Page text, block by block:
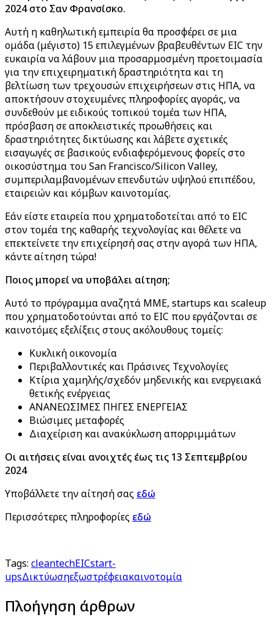
2024 στο Σαν Φρανσίσκο.
Αυτή η καθηλωτική εμπειρία θα προσφέρει σε μια
ομάδα (μέγιστο) 15 επιλεγμένων βραβευθέντων EIC την
ευκαιρία να λάβουν μια προσαρμοσμένη προετοιμασία
για την επιχειρηματική δραστηριότητα και τη
βελτίωση των τρεχουσών επιχειρήσεων στις ΗΠΑ, να
αποκτήσουν στοχευμένες πληροφορίες αγοράς, να
συνδεθούν με ειδικούς τοπικού τομέα των ΗΠΑ,
πρόσβαση σε αποκλειστικές προωθήσεις και
δραστηριότητες δικτύωσης και λάβετε σχετικές
εισαγωγές σε βασικούς ενδιαφερόμενους φορείς στο
οικοσύστημα του San Francisco/Silicon Valley,
συμπεριλαμβανομένων επενδυτών υψηλού επιπέδου,
εταιρειών και κόμβων καινοτομίας.
Εάν είστε εταιρεία που χρηματοδοτείται από το EIC
στον τομέα της καθαρής τεχνολογίας και θέλετε να
επεκτείνετε την επιχείρησή σας στην αγορά των ΗΠΑ,
κάντε αίτηση τώρα!
Ποιος μπορεί να υποβάλει αίτηση;
Αυτό το πρόγραμμα αναζητά ΜΜΕ, startups και scaleup
που χρηματοδοτούνται από το EIC που εργάζονται σε
καινοτόμες εξελίξεις στους ακόλουθους τομείς:
Κυκλική οικονομία
Περιβαλλοντικές και Πράσινες Τεχνολογίες
Κτίρια χαμηλής/σχεδόν μηδενικής και ενεργειακά
θετικής ενέργειας
ΑΝΑΝΕΩΣΙΜΕΣ ΠΗΓΕΣ ΕΝΕΡΓΕΙΑΣ
Βιώσιμες μεταφορές
Διαχείριση και ανακύκλωση απορριμμάτων
Οι αιτήσεις είναι ανοιχτές έως τις 13 Σεπτεμβρίου
2024
Υποβάλλετε την αίτησή σας εδώ
Περισσότερες πληροφορίες εδώ
Tags: cleantechEICstart-
upsΔικτύωσηεξωστρέφειακαινοτομία
Πλοήγηση άρθρων